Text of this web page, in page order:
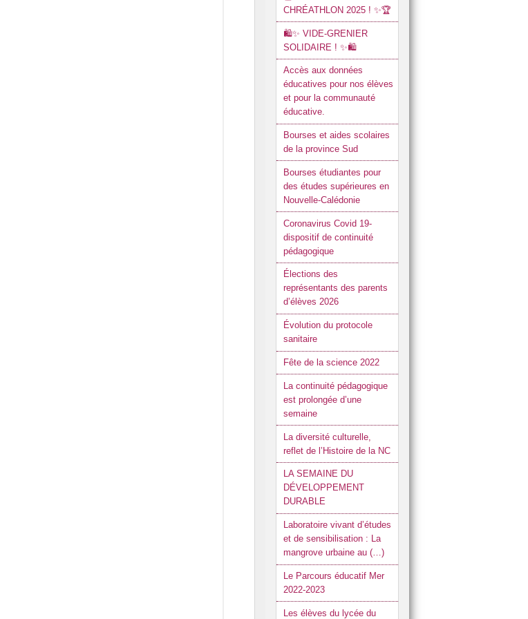
CHRÉATHLON 2025 ! ✨🏆
🛍️✨ VIDE-GRENIER
SOLIDAIRE ! ✨🛍️
Accès aux données
éducatives pour nos élèves
et pour la communauté
éducative.
Bourses et aides scolaires
de la province Sud
Bourses étudiantes pour
des études supérieures en
Nouvelle-Calédonie
Coronavirus Covid 19-
dispositif de continuité
pédagogique
Élections des
représentants des parents
d’élèves 2026
Évolution du protocole
sanitaire
Fête de la science 2022
La continuité pédagogique
est prolongée d’une
semaine
La diversité culturelle,
reflet de l’Histoire de la NC
LA SEMAINE DU
DÉVELOPPEMENT
DURABLE
Laboratoire vivant d’études
et de sensibilisation : La
mangrove urbaine au (…)
Le Parcours éducatif Mer
2022-2023
Les élèves du lycée du